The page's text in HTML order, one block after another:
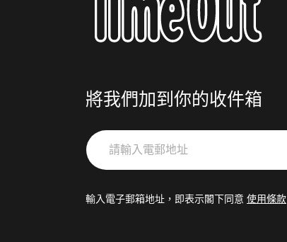
將我們加到你的收件箱
請
輸
郵
輸入電子郵箱地址，即表示閣下同意 使用條款